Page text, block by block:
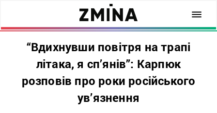
“Вдихнувши повітря на трапі
літака, я сп’янів”: Карпюк
розповів про роки російського
ув’язнення